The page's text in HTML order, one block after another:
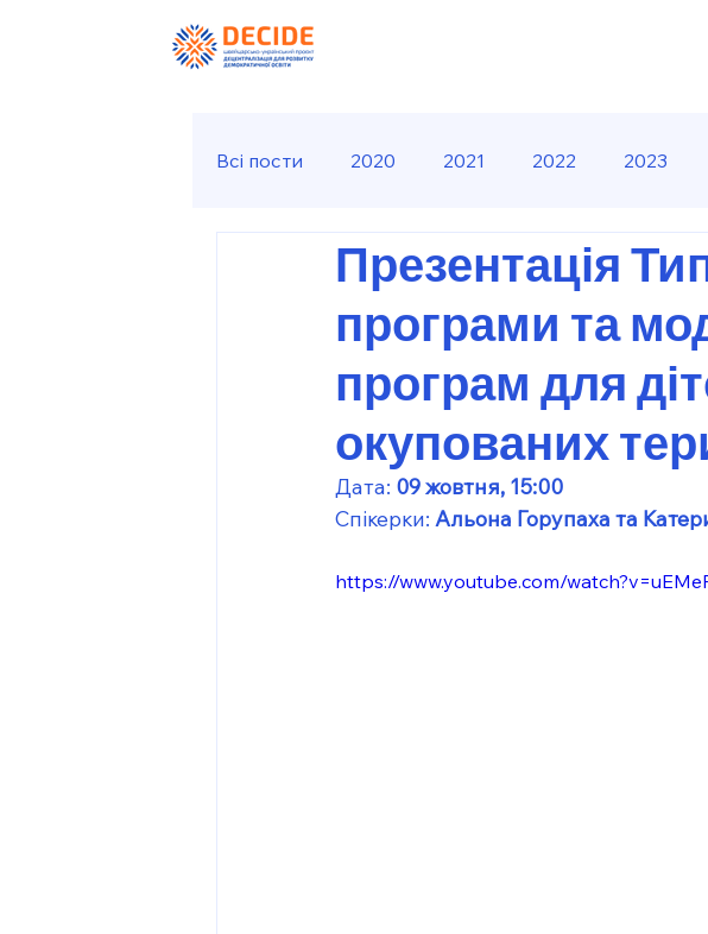
Всі пости 2020 2021 2022 2023
Презентація
програми та
програм для
окупованих
Дата: 09 жовтня, 15:00
Спікерки: Альона Горупаха та
https://www.youtube.com/